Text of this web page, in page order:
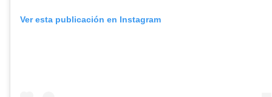
Ver esta publicación en Instagram